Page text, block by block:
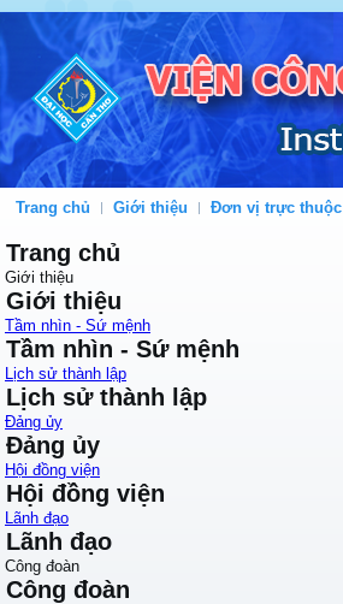
Trang chủ Giới thiệu Đơn vị trực thuộc
Trang chủ
Giới thiệu
Giới thiệu
Tầm nhìn - Sứ mệnh
Tầm nhìn - Sứ mệnh
Lịch sử thành lập
Lịch sử thành lập
Đảng ủy
Đảng ủy
Hội đồng viện
Hội đồng viện
Lãnh đạo
Lãnh đạo
Công đoàn
Công đoàn